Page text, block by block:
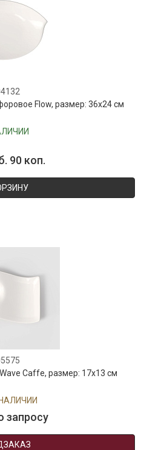
Flow, размер: 36х24 см
90 коп.
Caffe, размер: 17х13 см
запросу